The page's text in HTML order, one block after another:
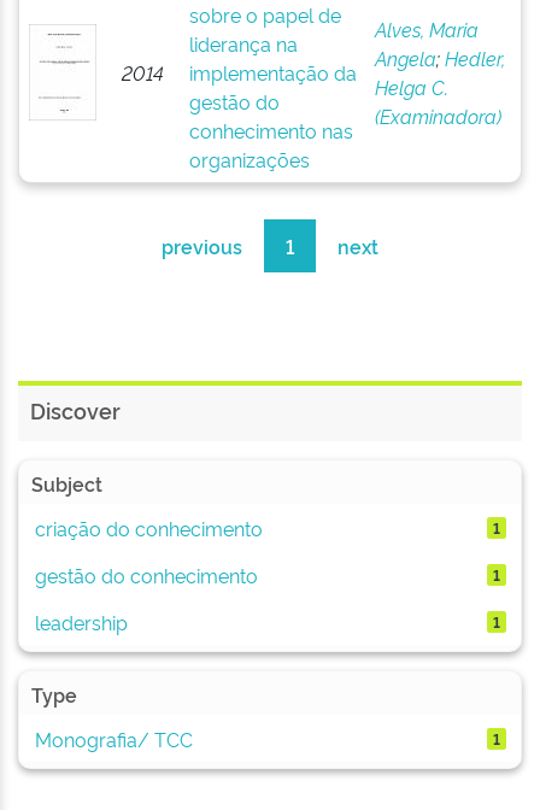
2014
sobre o papel de
liderança na
implementação da
gestão do
conhecimento nas
organizações
Alves, Maria
Angela;Hedler,
Helga C.
(Examinadora)
previous 1 next
Discover
Subject
criação do conhecimento
1
gestão do conhecimento 1
leadership 1
Type
Monografia/ TCC
1